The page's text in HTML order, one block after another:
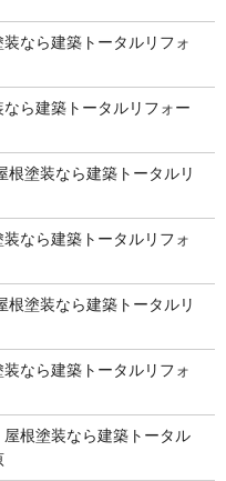
なら建築トータルリフォ
ら建築トータルリフォー
塗装なら建築トータルリ
なら建築トータルリフォ
塗装なら建築トータルリ
なら建築トータルリフォ
根塗装なら建築トータル